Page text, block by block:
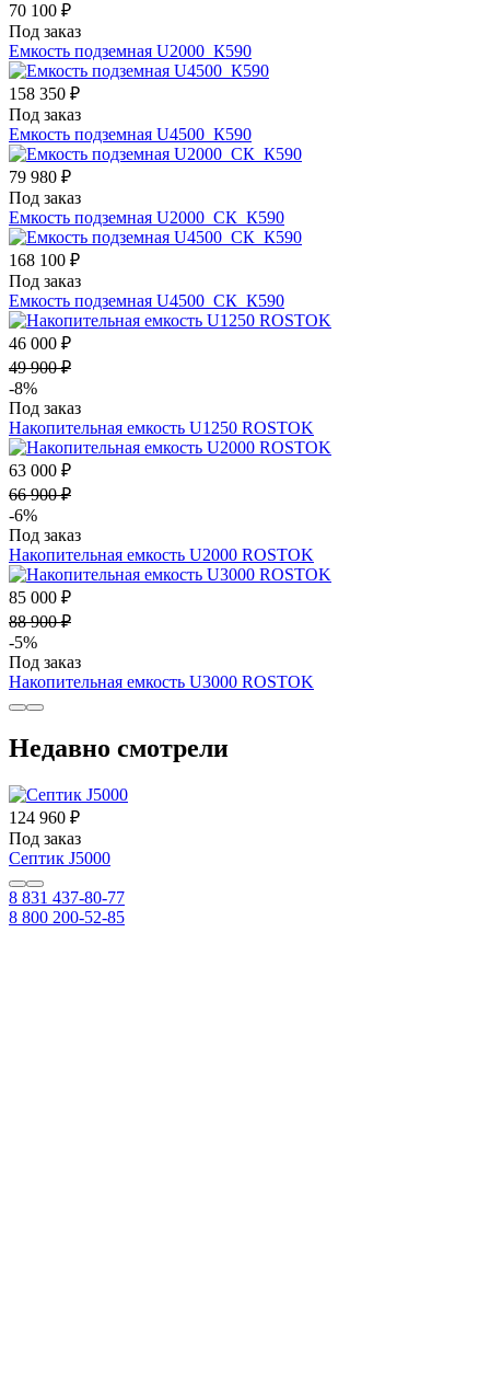
70 100 ₽
Под заказ
Емкость подземная U2000_К590
158 350 ₽
Под заказ
Емкость подземная U4500_К590
79 980 ₽
Под заказ
Емкость подземная U2000_СК_К590
168 100 ₽
Под заказ
Емкость подземная U4500_СК_К590
46 000 ₽
49 900 ₽
-8%
Под заказ
Накопительная емкость U1250 ROSTOK
63 000 ₽
66 900 ₽
-6%
Под заказ
Накопительная емкость U2000 ROSTOK
85 000 ₽
88 900 ₽
-5%
Под заказ
Накопительная емкость U3000 ROSTOK
Недавно смотрели
124 960 ₽
Под заказ
Септик J5000
8 831 437-80-77
8 800 200-52-85